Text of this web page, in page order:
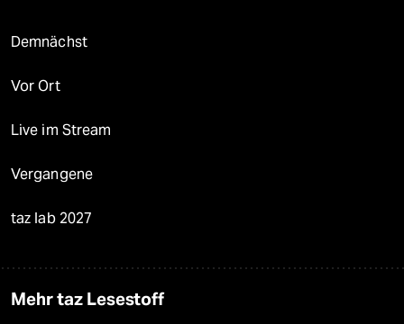
Demnächst
Vor Ort
Live im Stream
Vergangene
taz lab 2027
Mehr taz Lesestoff